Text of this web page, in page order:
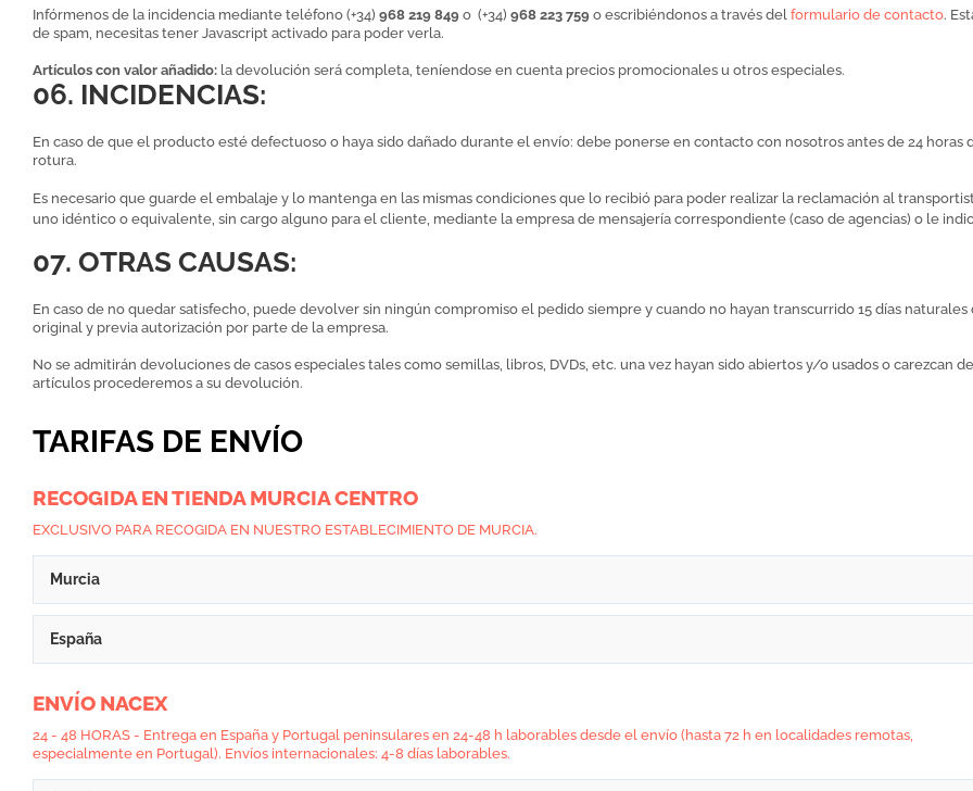
Infórmenos de la incidencia mediante teléfono (+34) 968 219 849 o (+34) 968 223 759 o escribiéndonos a través del formulario de contacto.
de spam, necesitas tener Javascript activado para poder verla.
Artículos con valor añadido: la devolución será completa, teníendose en cuenta precios promocionales u otros especiales.
06. INCIDENCIAS:
En caso de que el producto esté defectuoso o haya sido dañado durante el envío: debe ponerse en contacto con nosotros antes de 24
rotura.
Es necesario que guarde el embalaje y lo mantenga en las mismas condiciones que lo recibió para poder realizar la reclamación al
uno idéntico o equivalente, sin cargo alguno para el cliente, mediante la empresa de mensajería correspondiente (caso de agencias) o le
07. OTRAS CAUSAS:
En caso de no quedar satisfecho, puede devolver sin ningún compromiso el pedido siempre y cuando no hayan transcurrido 15 días
original y previa autorización por parte de la empresa.
No se admitirán devoluciones de casos especiales tales como semillas, libros, DVDs, etc. una vez hayan sido abiertos y/o usados o carezcan
artículos procederemos a su devolución.
TARIFAS DE ENVÍO
RECOGIDA EN TIENDA MURCIA CENTRO
EXCLUSIVO PARA RECOGIDA EN NUESTRO ESTABLECIMIENTO DE MURCIA.
Murcia
España
ENVÍO NACEX
24 - 48 HORAS - Entrega en España y Portugal peninsulares en 24-48 h laborables desde el envío (hasta 72 h en localidades remotas,
especialmente en Portugal). Envíos internacionales: 4-8 días laborables.